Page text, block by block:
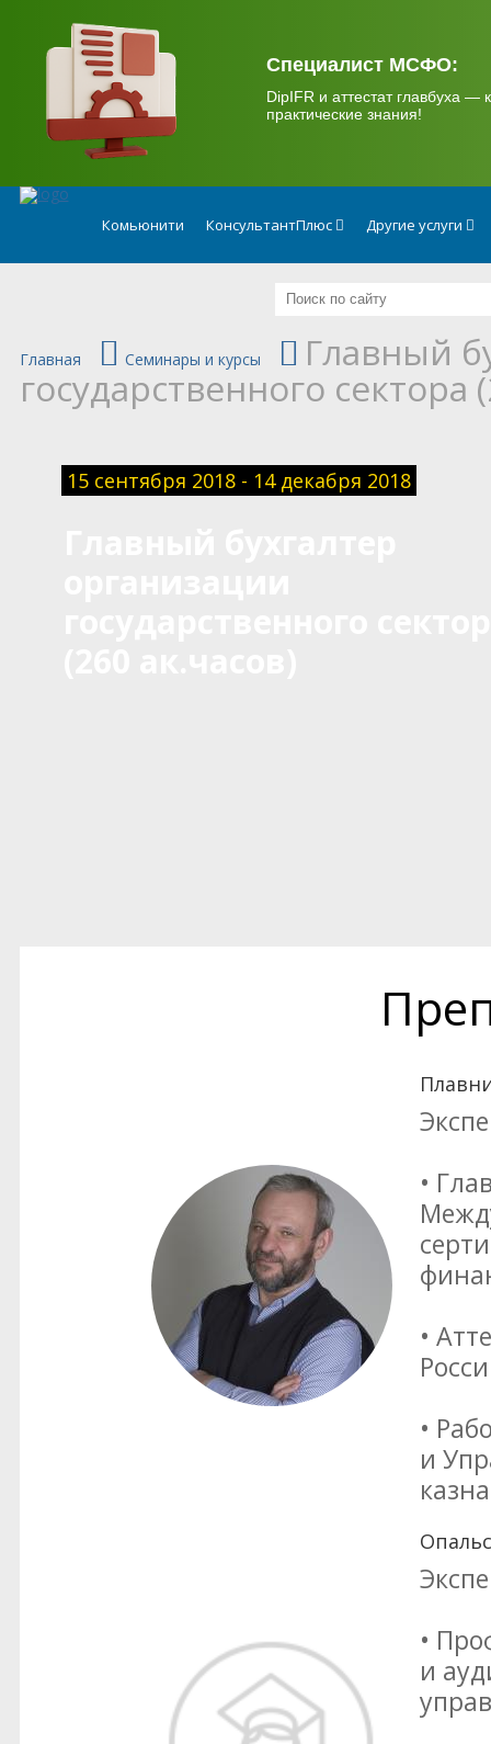
Специалист МСФО:
DipIFR и аттестат главбуха —
практические знания!
Комьюнити КонсультантПлюс Другие услуги
Главная Семинары и курсы Главный
государственного сектора
15 сентября 2018 - 14 декабря 2018
•
•
•
и
•
и